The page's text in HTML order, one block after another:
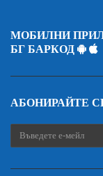
МОБИЛНИ
БГ БАРКОД
АБОНИРАЙТЕ